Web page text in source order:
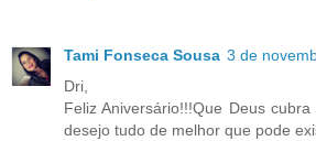
Tami Fonseca Sousa 3 de
Dri,
Feliz Aniversário!!!Que Deus
desejo tudo de melhor que pode